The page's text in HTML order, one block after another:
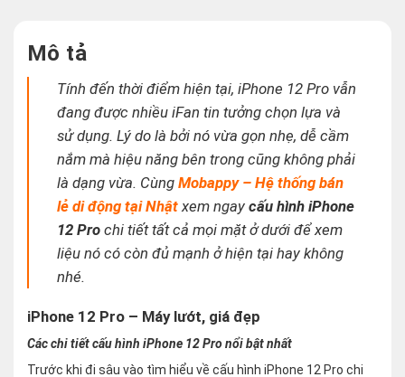
Mô tả
Tính đến thời điểm hiện tại, iPhone 12 Pro vẫn
đang được nhiều iFan tin tưởng chọn lựa và
sử dụng. Lý do là bởi nó vừa gọn nhẹ, dễ cầm
nắm mà hiệu năng bên trong cũng không phải
là dạng vừa. CùngMobappy – Hệ thống bán
lẻ di động tại Nhậtxem ngaycấu hình iPhone
12 Pro chi tiết tất cả mọi mặt ở dưới để xem
liệu nó có còn đủ mạnh ở hiện tại hay không
nhé.
iPhone 12 Pro – Máy lướt, giá đẹp
Các chi tiết cấu hình iPhone 12 Pro nổi bật nhất
Trước khi đi sâu vào tìm hiểu về cấu hình iPhone 12 Pro chi